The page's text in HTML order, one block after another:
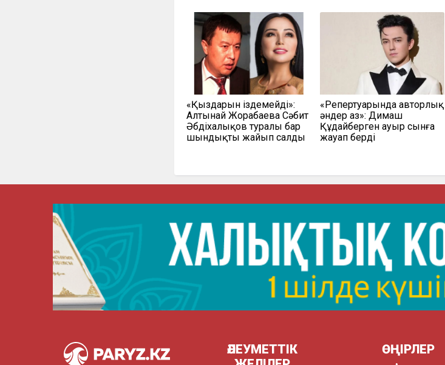
«Қыздарын іздемейді»:
Алтынай Жорабаева Сәбит
Әбдіхалықов туралы бар
шындықты жайып салды
«Репертуарында авторлық
әндер аз»: Димаш
Құдайберген ауыр сынға
жауап берді
ӘЛЕУМЕТТІК
ӨҢІРЛЕР